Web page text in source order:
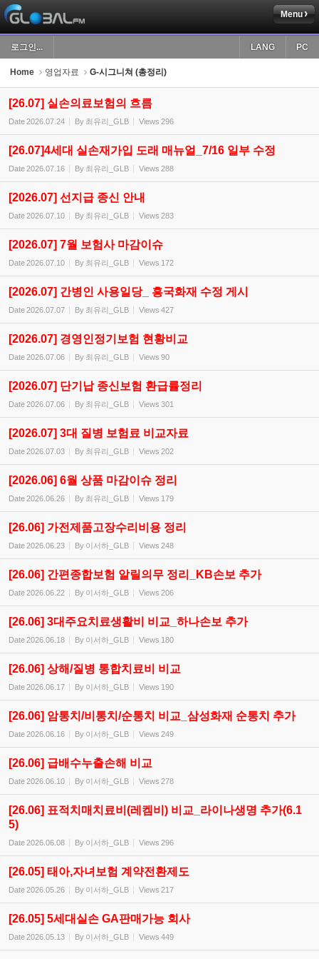
Menu
로그인... PC
LANG
Home 영업자료 G-시그니쳐 (총정리)
[26.07] 실손의료보험의 흐름
Date2026.07.24 By 최유리_GLB Views 296
[26.07]4세대 실손재가입 도래 매뉴얼_7/16 일부 수정
Date2026.07.16 By 최유리_GLB Views 288
[2026.07] 선지급 종신 안내
Date2026.07.10 By 최유리_GLB Views 283
[2026.07] 7월 보험사 마감이슈
Date2026.07.10 By 최유리_GLB Views 172
[2026.07] 간병인 사용일당_ 흥국화재 수정 게시
Date2026.07.07 By 최유리_GLB Views 427
[2026.07] 경영인정기보험 현황비교
Date2026.07.06 By 최유리_GLB Views 90
[2026.07] 단기납 종신보험 환급률정리
Date2026.07.06 By 최유리_GLB Views 301
[2026.07] 3대 질병 보험료 비교자료
Date2026.07.03 By 최유리_GLB Views 202
[2026.06] 6월 상품 마감이슈 정리
Date2026.06.26 By 최유리_GLB Views 179
[26.06] 가전제품고장수리비용 정리
Date2026.06.23 By 이서하_GLB Views 248
[26.06] 간편종합보험 알릴의무 정리_KB손보 추가
Date2026.06.22 By 이서하_GLB Views 206
[26.06] 3대주요치료생활비 비교_하나손보 추가
Date2026.06.18 By 이서하_GLB Views 180
[26.06] 상해/질병 통합치료비 비교
Date2026.06.17 By 이서하_GLB Views 190
[26.06] 암통치/비통치/순통치 비교_삼성화재 순통치 추가
Date2026.06.16 By 이서하_GLB Views 249
[26.06] 급배수누출손해 비교
Date2026.06.10 By 이서하_GLB Views 278
[26.06] 표적치매치료비(레켐비) 비교_라이나생명 추가(6.1
5)
Date2026.06.08 By 이서하_GLB Views 296
[26.05] 태아,자녀보험 계약전환제도
Date2026.05.26 By 이서하_GLB Views 217
[26.05] 5세대실손 GA판매가능 회사
Date2026.05.13 By 이서하_GLB Views 449
Sketchbook5, 스케치북5
Sketchbook5, 스케치북5